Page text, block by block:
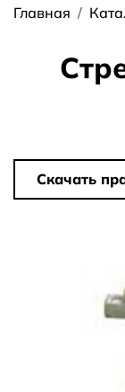
Строка
Главная
Скачать